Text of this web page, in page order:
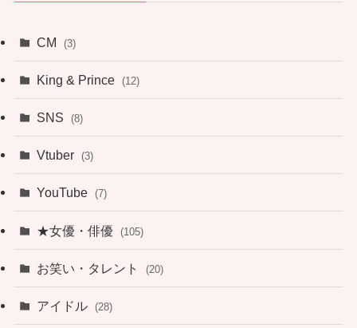
CM (3)
King & Prince (12)
SNS (8)
Vtuber (3)
YouTube (7)
★女優・俳優 (105)
お笑い・タレント (20)
アイドル (28)